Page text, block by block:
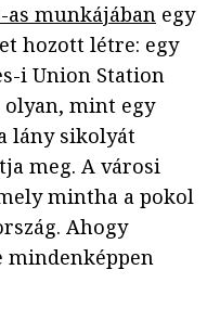
as munkájában egy
hozott létre: egy
i Union Station
olyan, mint egy
lány sikolyát
meg. A városi
mintha a pokol
Ahogy
mindenképpen